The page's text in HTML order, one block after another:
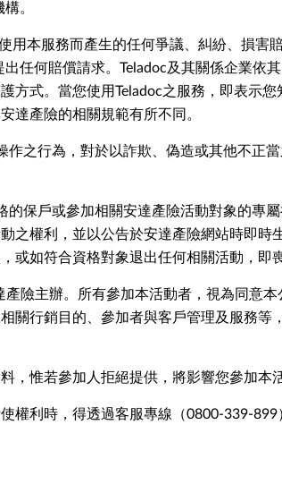
。
本服務而產生的任何爭議、糾紛、損害
任何賠償請求。Teladoc及其關係企業依
方式。當您使用Teladoc之服務，即表示
達產險的相關規範有所不同。
之行為，對於以詐欺、偽造或其他不正
保戶或參加相關安達產險活動對象的專
之權利，並以公告於安達產險網站時即
或如符合資格對象退出任何相關活動，
險主辦。所有參加本活動者，視為同意
關行銷目的、參加者與客戶管理及服務
，惟若參加人拒絕提供，將影響您參加本
權利時，得透過客服專線（0800-339-